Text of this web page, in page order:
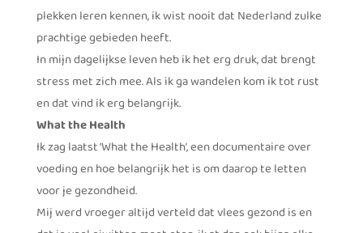
plekken leren kennen, ik wist nooit dat Nederland zulke
prachtige gebieden heeft.
In mijn dagelijkse leven heb ik het erg druk, dat brengt
stress met zich mee. Als ik ga wandelen kom ik tot rust
en dat vind ik erg belangrijk.
What the Health
Ik zag laatst ‘What the Health’, een documentaire over
voeding en hoe belangrijk het is om daarop te letten
voor je gezondheid.
Mij werd vroeger altijd verteld dat vlees gezond is en